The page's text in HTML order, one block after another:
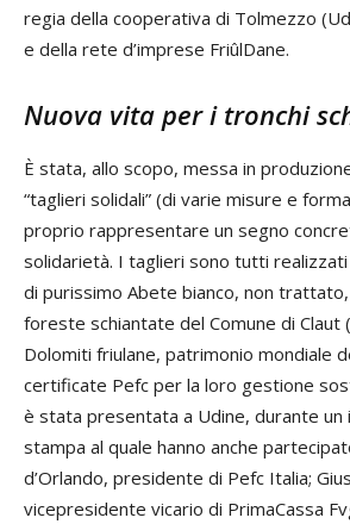
regia della cooperativa di Tolmezzo
e della rete d’imprese FriûlDane.
Nuova vita per i tronchi
È stata, allo scopo, messa in
“taglieri solidali” (di varie misure e
proprio rappresentare un segno
solidarietà. I taglieri sono tutti
di purissimo Abete bianco, non
foreste schiantate del Comune di Claut
Dolomiti friulane, patrimonio mondiale
certificate Pefc per la loro gestione
è stata presentata a Udine, durante un
stampa al quale hanno anche
d’Orlando, presidente di Pefc Italia;
vicepresidente vicario di PrimaCassa